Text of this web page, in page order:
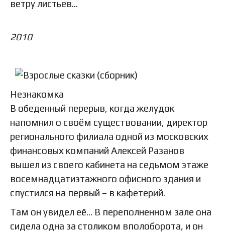
ветру листьев…
2010
Незнакомка
В обеденный перерыв, когда желудок
напомнил о своём существовании, директор
регионального филиала одной из московских
финансовых компаний Алексей Разанов
вышел из своего кабинета на седьмом этаже
восемнадцатиэтажного офисного здания и
спустился на первый – в кафетерий.
Там он увидел её… В переполненном зале она
сидела одна за столиком вполоборота, и он